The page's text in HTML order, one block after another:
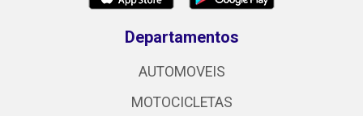
Departamentos
AUTOMOVEIS
MOTOCICLETAS